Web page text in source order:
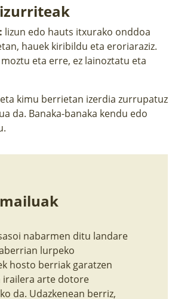
lizun edo hauts itxurako onddoa
hauek kiribildu eta eroriaraziz.
eta erre, ez lainoztatu eta
kimu berrietan izerdia zurrupatuz
da. Banaka-banaka kendu edo
nabarmen ditu landare
lurpeko
hosto berriak garatzen
irailera arte dotore
da. Udazkenean berriz,